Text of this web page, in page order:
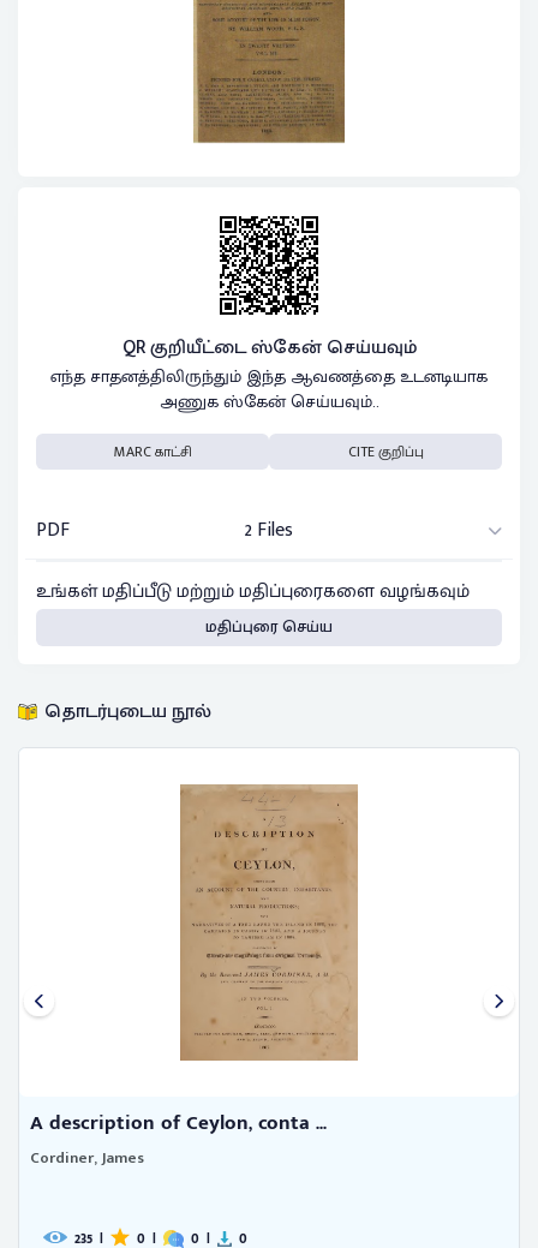
QR குறியீட்டை ஸ்கேன் செய்யவும்
எந்த சாதனத்திலிருந்தும் இந்த ஆவணத்தை உடனடியாக
அணுக ஸ்கேன் செய்யவும்..
MARC காட்சி CITE குறிப்பு
PDF
2 Files
உங்கள் மதிப்பீடு மற்றும் மதிப்புரைகளை வழங்கவும்
மதிப்புரை செய்ய
தொடர்புடைய நூல்
A description of Ceylon, conta ...
Cordiner, James
235 | 0 | 0 | 0